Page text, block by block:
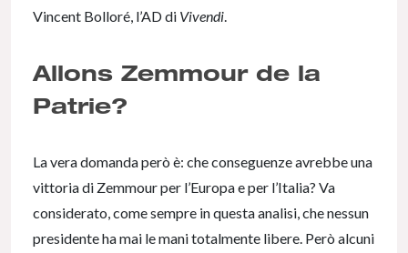
Vincent Bolloré, l’AD di Vivendi.
Allons Zemmour de la
Patrie?
La vera domanda però è: che conseguenze avrebbe una
vittoria di Zemmour per l’Europa e per l’Italia? Va
considerato, come sempre in questa analisi, che nessun
presidente ha mai le mani totalmente libere. Però alcuni